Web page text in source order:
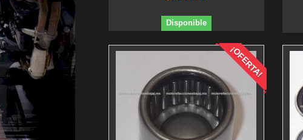
Disponible
¡OFERTA!